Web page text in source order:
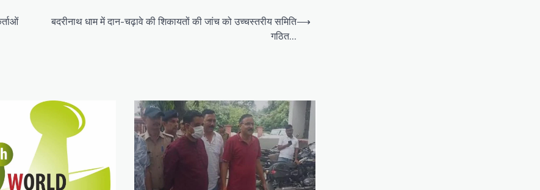
बदरीनाथ धाम में दान-चढ़ावे की शिकायतों की जांच को उच्चस्तरीय समिति
गठित…
⟶